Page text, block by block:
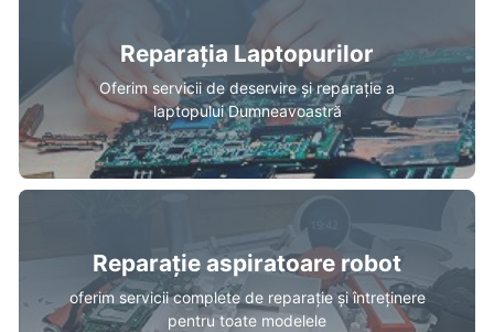
Reparația Laptopurilor
Oferim servicii de deservire și reparație a
laptopului Dumneavoastră
Reparație aspiratoare robot
oferim servicii complete de reparație și întreținere
pentru toate modelele